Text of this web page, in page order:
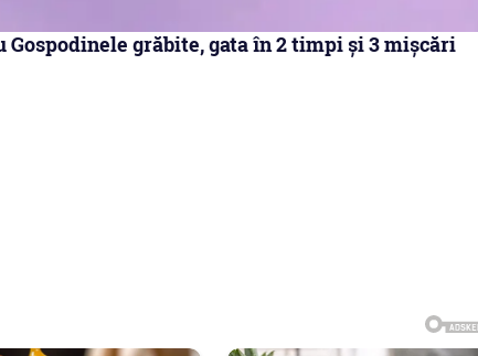
grăbite, gata în 2 timpi și 3 mișcări